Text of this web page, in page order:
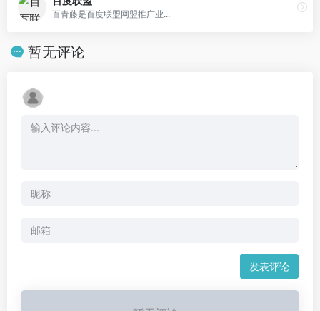
百青藤是百度联盟网盟推广业...
暂无评论
发表评论